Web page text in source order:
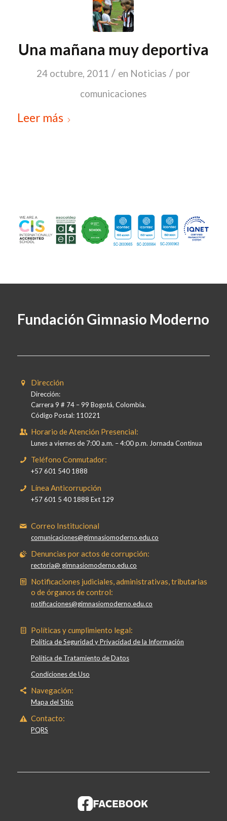
Una mañana muy deportiva
24 octubre, 2011 / en Noticias / por
comunicaciones
Leer más
Fundación Gimnasio Moderno
Dirección
Dirección:
Carrera 9 # 74 – 99 Bogotá, Colombia.
Código Postal: 110221
Horario de Atención Presencial:
Lunes a viernes de 7:00 a.m. – 4:00 p.m. Jornada Continua
Teléfono Conmutador:
+57 601 540 1888
Línea Anticorrupción
+57 601 5 40 1888 Ext 129
Correo Institucional
comunicaciones@gimnasiomoderno.edu.co
Denuncias por actos de corrupción:
rectoria@ gimnasiomoderno.edu.co
Notificaciones judiciales, administrativas, tributarias
o de órganos de control:
notificaciones@gimnasiomoderno.edu.co
Políticas y cumplimiento legal:
Política de Seguridad y Privacidad de la Información
Política de Tratamiento de Datos
Condiciones de Uso
Navegación:
Mapa del Sitio
Contacto:
PQRS